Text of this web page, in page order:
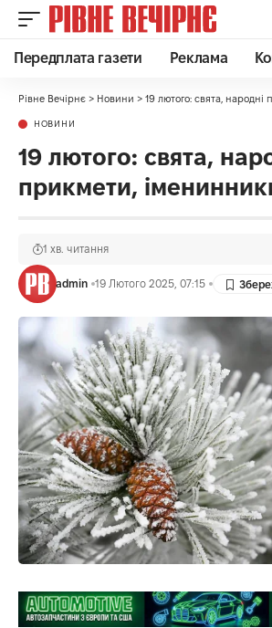
Передплата газети Реклама
Рівне Вечірнє > Новини > 19 лютого: свята, народні
НОВИНИ
19 лютого: свята,
прикмети,
admin 19 Лютого 2025, 07:15
1 хв. читання